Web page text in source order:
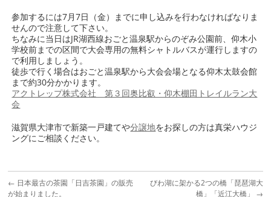
参加するには7月7日（金）までに申し込みを行わなければなりま
せんので注意して下さい。
ちなみに当日はJR湖西線おごと温泉駅からのぞみ公園前、仰木小
学校前までの区間で大会専用の無料シャトルバスが運行しますの
で利用しましょう。
徒歩で行く場合はおごと温泉駅から大会会場となる仰木太鼓会館
まで約30分かかります。
アクトレップ株式会社 第３回奥比叡・仰木棚田トレイルラン大
会
滋賀県大津市で新築一戸建てや分譲地をお探しの方は真栄ハウジ
ングにご相談ください。
← 日本最古の茶園「日吉茶園」の販売
が始まりました。
びわ湖に架かる2つの橋「琵琶湖大
橋」「近江大橋」 →